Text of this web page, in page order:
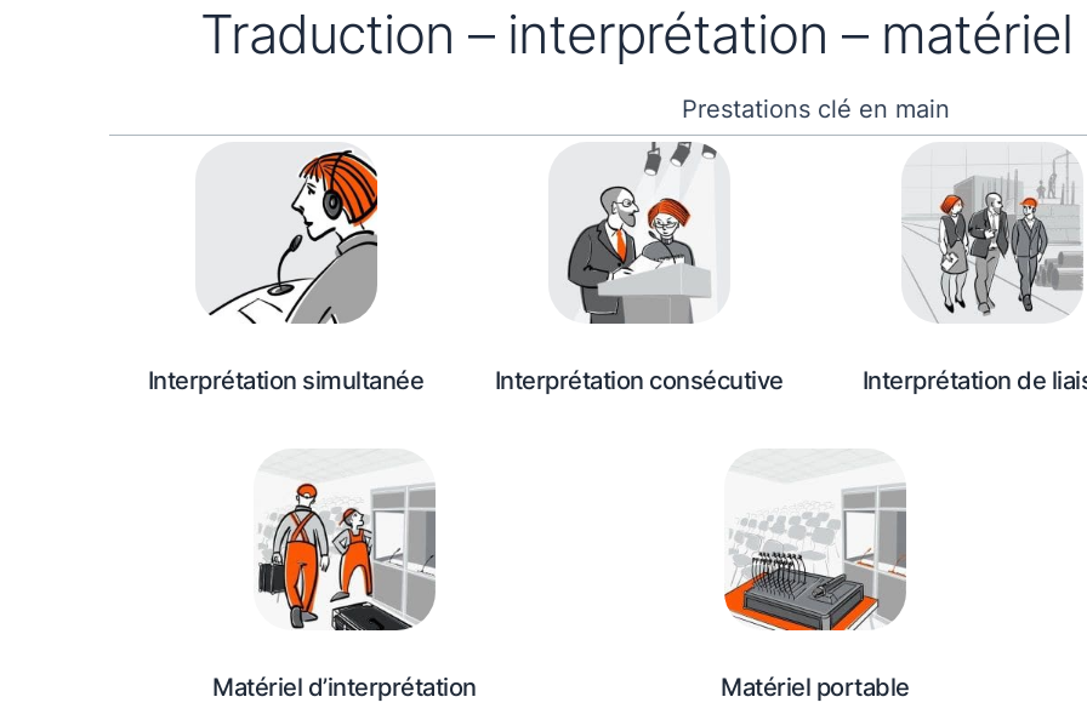
Traduction – interprétation –
Prestations clé en main
Interprétation simultanée Interprétation consécutive Interprétation de
Matériel d’interprétation Matériel portable